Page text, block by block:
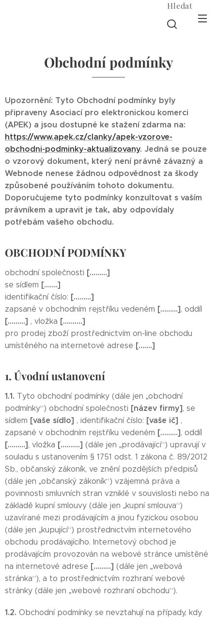
Hledat
Obchodní podmínky
Upozornění: Tyto Obchodní podmínky byly
připraveny Asociací pro elektronickou komerci
(APEK) a jsou dostupné ke stažení zdarma na:
https://www.apek.cz/clanky/apek-vzorove-
obchodni-podminky-aktualizovany. Jedná se pouze
o vzorový dokument, který není právně závazný a
Webnode nenese žádnou odpovědnost za škody
způsobené používáním tohoto dokumentu.
Doporučujeme tyto podmínky konzultovat s vaším
právníkem a upravit je tak, aby odpovídaly
potřebám vašeho obchodu.
OBCHODNÍ PODMÍNKY
obchodní společnosti [………]
se sídlem […….]
identifikační číslo: [………]
zapsané v obchodním rejstříku vedeném [………], oddíl
[………] , vložka [……….]
pro prodej zboží prostřednictvím on-line obchodu
umístěného na internetové adrese […….]
1. Úvodní ustanovení
1.1. Tyto obchodní podmínky (dále jen „obchodní
podmínky“) obchodní společnosti [název firmy], se
sídlem [vaše sídlo] , identifikační číslo: [vaše ič] ,
zapsané v obchodním rejstříku vedeném [………], oddíl
[………], vložka [……….] (dále jen „prodávající“) upravují v
souladu s ustanovením § 1751 odst. 1 zákona č. 89/2012
Sb., občanský zákoník, ve znění pozdějších předpisů
(dále jen „občanský zákoník“) vzájemná práva a
povinnosti smluvních stran vzniklé v souvislosti nebo na
základě kupní smlouvy (dále jen „kupní smlouva“)
uzavírané mezi prodávajícím a jinou fyzickou osobou
(dále jen „kupující“) prostřednictvím internetového
obchodu prodávajícího. Internetový obchod je
prodávajícím provozován na webové stránce umístěné
na internetové adrese [………] (dále jen „webová
stránka“), a to prostřednictvím rozhraní webové
stránky (dále jen „webové rozhraní obchodu“).
1.2. Obchodní podmínky se nevztahují na případy, kdy